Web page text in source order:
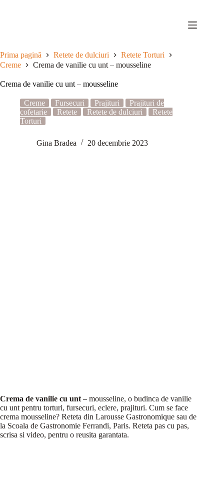
Prima pagină Retete de dulciuri
Retete Torturi
Creme
Crema de vanilie cu unt – mousseline
Crema de vanilie cu unt – mousseline
Creme Fursecuri Prajituri
Prajituri de
cofetarie
Retete Retete de dulciuri
Retete
Torturi
Gina Bradea 20 decembrie 2023
Crema de vanilie cu unt – mousseline, o budinca de vanilie
cu unt pentru torturi, fursecuri, eclere, prajituri. Cum se face
crema mousseline? Reteta din Larousse Gastronomique sau de
la Scoala de Gastronomie Ferrandi, Paris. Reteta pas cu pas,
scrisa si video, pentru o reusita garantata.